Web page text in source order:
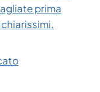
prima